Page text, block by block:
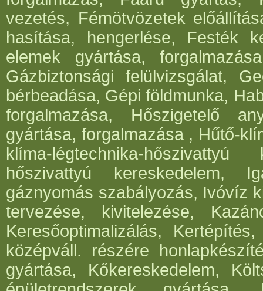
vezetés, Fémötvözetek
hasítása, hengerlése, Festék
elemek gyártása,
Gázbiztonsági felülvizsgálat,
bérbeadása, Gépi földmunka,
forgalmazása, Hőszigetelő
gyártása, forgalmazása , Hűtő-
klíma-légtechnika-hőszivattyú
hőszivattyú kereskedelem,
gáznyomás szabályozás, Ivóvíz
tervezése, kivitelezése,
Keresőoptimalizálás,
középváll. részére
gyártása, Kőkereskedelem,